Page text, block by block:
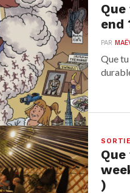
end
PAR
Que
)